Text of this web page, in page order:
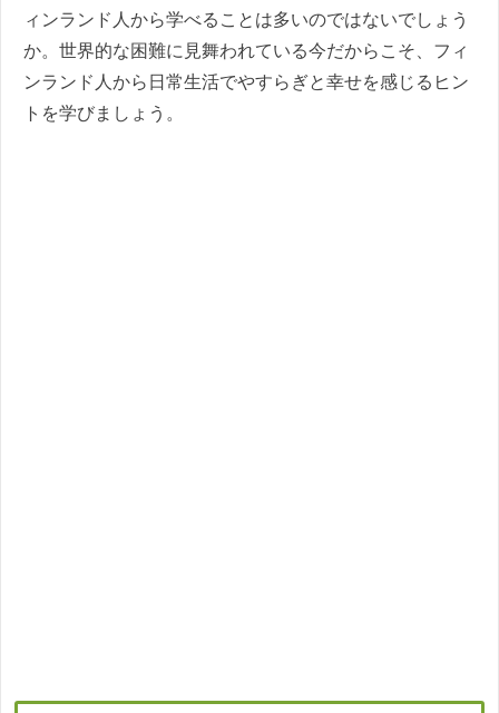
ィンランド人から学べることは多いのではないでしょう
か。世界的な困難に見舞われている今だからこそ、フィ
ンランド人から日常生活でやすらぎと幸せを感じるヒン
トを学びましょう。